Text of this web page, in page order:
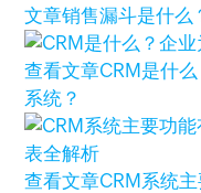
文章销售漏斗是什么
查看文章CRM是什
系统？
查看文章CRM系统